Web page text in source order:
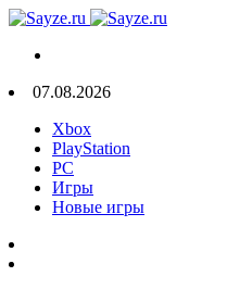
07.08.2026
Xbox
PlayStation
PC
Игры
Новые игры